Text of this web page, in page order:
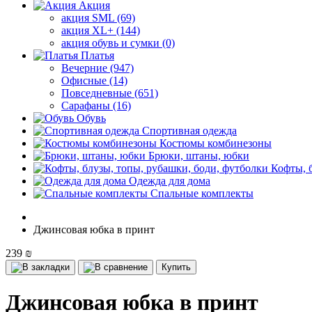
Акция
акция SML (69)
акция XL+ (144)
акция обувь и сумки (0)
Платья
Вечерние (947)
Офисные (14)
Повседневные (651)
Сарафаны (16)
Обувь
Спортивная одежда
Костюмы комбинезоны
Брюки, штаны, юбки
Кофты,
Одежда для дома
Спальные комплекты
Джинсовая юбка в принт
239 ₪
Купить
Джинсовая юбка в принт